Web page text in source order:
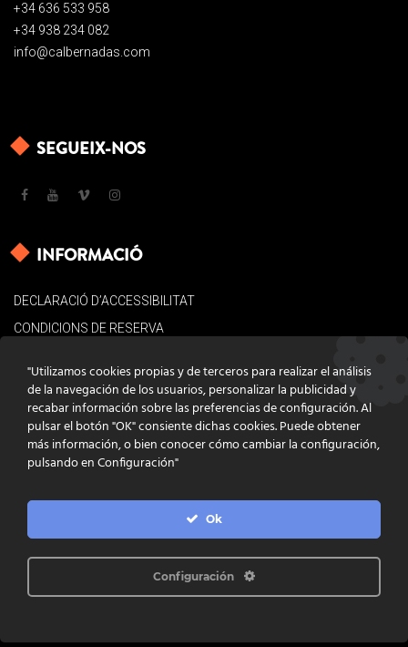
+34 636 533 958
+34 938 234 082
info@calbernadas.com
SEGUEIX-NOS
INFORMACIÓ
DECLARACIÓ D’ACCESSIBILITAT
CONDICIONS DE RESERVA
POLÍTICA DE COOKIES
CONTACTE
PROGRAMACIÓ INFOACTIVA'T
"Utilizamos cookies propias y de terceros para realizar el análisis
de la navegación de los usuarios, personalizar la publicidad y
recabar información sobre las preferencias de configuración. Al
pulsar el botón "OK" consiente dichas cookies. Puede obtener
más información, o bien conocer cómo cambiar la configuración,
pulsando en Configuración"
Ok
Configuración